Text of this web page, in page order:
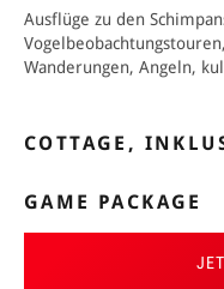
Ausflüge zu den
Wanderungen, Angeln,
COTTAGE,
GAME PACKAGE